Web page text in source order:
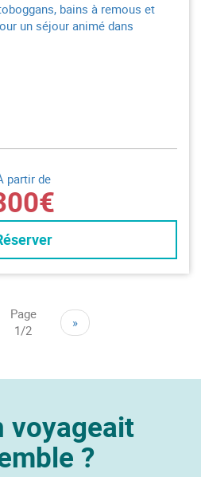
bains à remous et
un séjour animé dans
partir de
Page
1/2
»
voyageait
?